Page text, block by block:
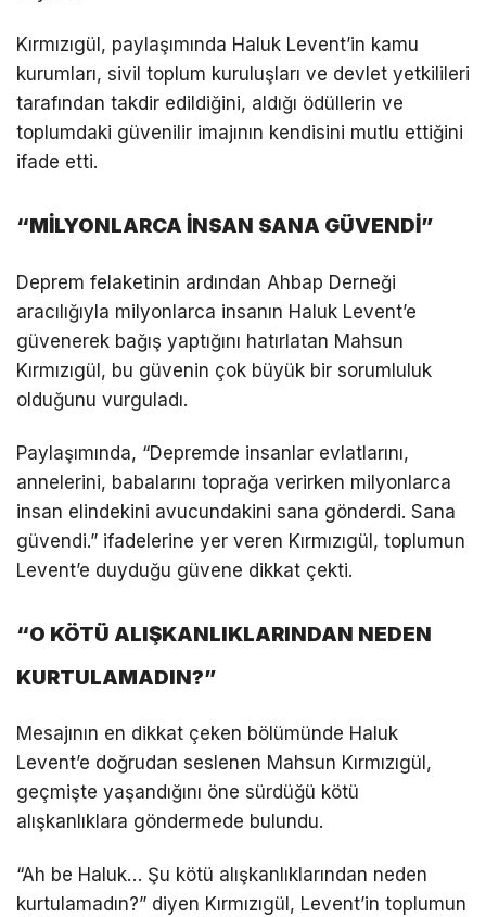
Kırmızıgül, paylaşımında Haluk Levent’in kamu
kurumları, sivil toplum kuruluşları ve devlet yetkilileri
tarafından takdir edildiğini, aldığı ödüllerin ve
toplumdaki güvenilir imajının kendisini mutlu ettiğini
ifade etti.
“MİLYONLARCA İNSAN SANA GÜVENDİ”
Deprem felaketinin ardından Ahbap Derneği
aracılığıyla milyonlarca insanın Haluk Levent’e
güvenerek bağış yaptığını hatırlatan Mahsun
Kırmızıgül, bu güvenin çok büyük bir sorumluluk
olduğunu vurguladı.
Paylaşımında, “Depremde insanlar evlatlarını,
annelerini, babalarını toprağa verirken milyonlarca
insan elindekini avucundakini sana gönderdi. Sana
güvendi.” ifadelerine yer veren Kırmızıgül, toplumun
Levent’e duyduğu güvene dikkat çekti.
“O KÖTÜ ALIŞKANLIKLARINDAN NEDEN
KURTULAMADIN?”
Mesajının en dikkat çeken bölümünde Haluk
Levent’e doğrudan seslenen Mahsun Kırmızıgül,
geçmişte yaşandığını öne sürdüğü kötü
alışkanlıklara göndermede bulundu.
“Ah be Haluk… Şu kötü alışkanlıklarından neden
kurtulamadın?” diyen Kırmızıgül, Levent’in toplumun